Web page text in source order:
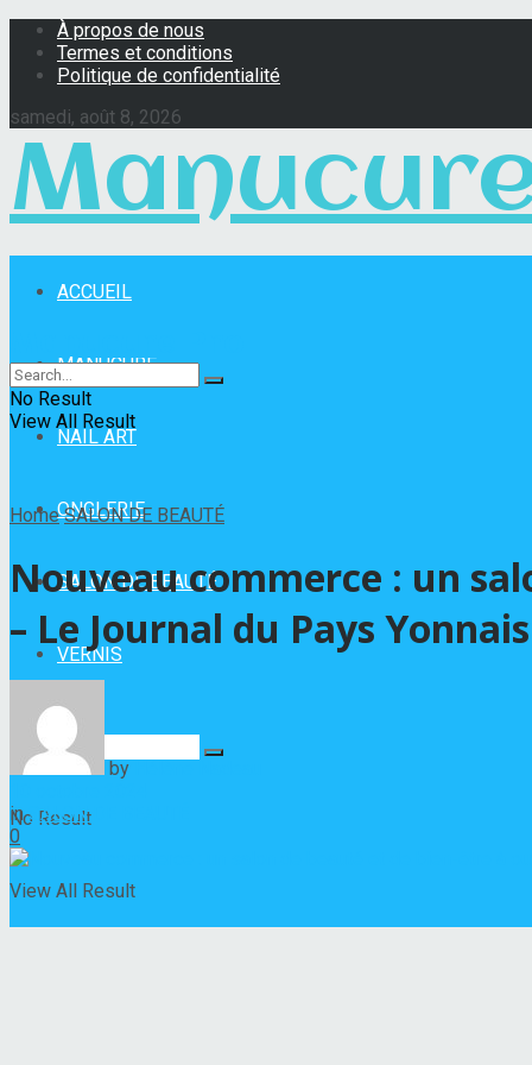
À propos de nous
Termes et conditions
Politique de confidentialité
samedi, août 8, 2026
ACCUEIL
MANUCURE
NAIL ART
ONGLERIE
SALON DE BEAUTÉ
VERNIS
No Result
View All Result
No Result
View All Result
Home SALON DE BEAUTÉ
Nouveau commerce : un
– Le Journal du Pays Yonnais
by
in SALON DE BEAUTÉ
0